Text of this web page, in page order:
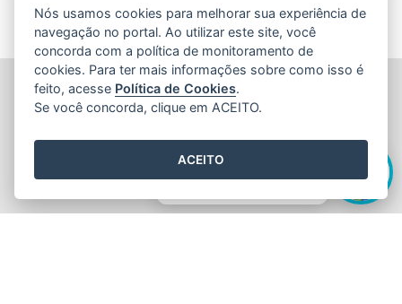
Olá! Sou a
como posso te ajudar hoje?
FUNDAÇÃO DE AMPARO À PESQUISA E INOVAÇÃO DO
ESPÍRITO SANTO (FAPES)
CEP: 29066-380 - Vitória / ES
Tel.: 27 3636 1850
Nós usamos cookies para melhorar sua experiência de
navegação no portal. Ao utilizar este site, você
concorda com a política de monitoramento de
cookies. Para ter mais informações sobre como isso é
feito, acesse Política de Cookies.
Se você concorda, clique em ACEITO.
ACEITO